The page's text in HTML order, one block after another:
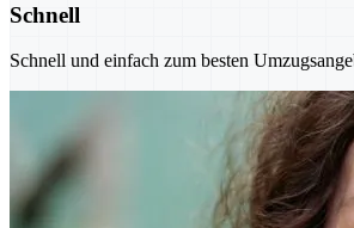
Schnell
Schnell und einfach zum besten